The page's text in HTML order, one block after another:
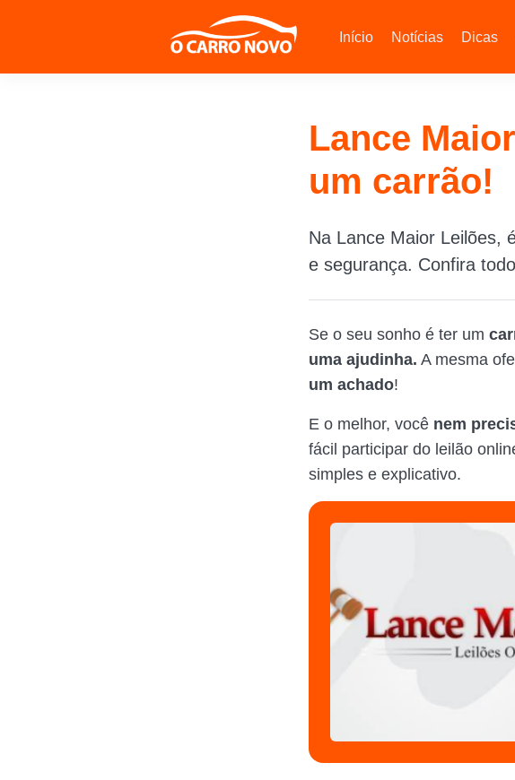
Início Notícias Dicas
Lance
um carrão!
Na Lance Maior Leilões,
e segurança. Confira
Se o seu sonho é ter um
uma ajudinha. A mesma
um achado!
E o melhor, você nem
fácil participar do leilão
simples e explicativo.